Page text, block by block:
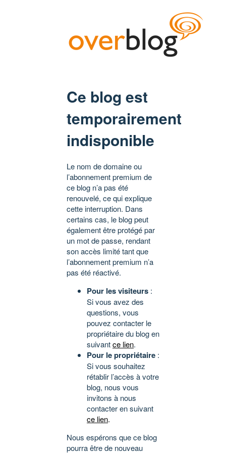
Ce blog est
temporairement
indisponible
Le nom de domaine ou
l’abonnement premium de
ce blog n’a pas été
renouvelé, ce qui explique
cette interruption. Dans
certains cas, le blog peut
également être protégé par
un mot de passe, rendant
son accès limité tant que
l’abonnement premium n’a
pas été réactivé.
Pour les visiteurs :
Si vous avez des
questions, vous
pouvez contacter le
propriétaire du blog en
suivantce lien.
Pour le propriétaire :
Si vous souhaitez
rétablir l’accès à votre
blog, nous vous
invitons à nous
contacter en suivant
ce lien.
Nous espérons que ce blog
pourra être de nouveau